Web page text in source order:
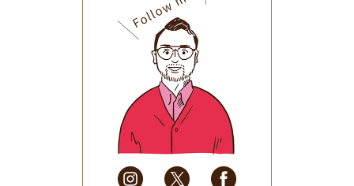
2025年9月(30)
2025年8月(31)
2025年7月(37)
2025年6月(48)
2025年5月
(41)
2025年4月
(32)
2025年3月(31)
2025年2月
(28)